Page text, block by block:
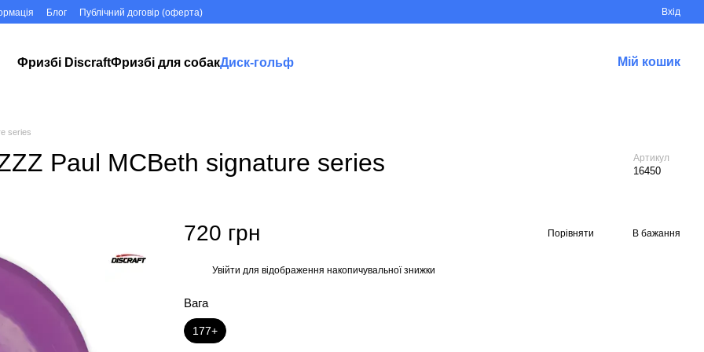
Блог Публічний договір (оферта) Вхід
Фризбі DiscraftФризбі для собакДиск-гольф Мій кошик
series
Paul MCBeth signature series Артикул
16450
720 грн Порівняти В бажання
Увійти для відображення накопичувальної знижки
Вага
177+